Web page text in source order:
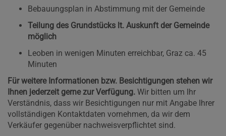
Bebauungsplan in Abstimmung mit der Gemeinde
Teilung des Grundstücks lt. Auskunft der Gemeinde
möglich
Leoben in wenigen Minuten erreichbar, Graz ca. 45
Minuten
Für weitere Informationen bzw. Besichtigungen stehen wir
Ihnen jederzeit gerne zur Verfügung. Wir bitten um Ihr
Verständnis, dass wir Besichtigungen nur mit Angabe Ihrer
vollständigen Kontaktdaten vornehmen, da wir dem
Verkäufer gegenüber nachweisverpflichtet sind.